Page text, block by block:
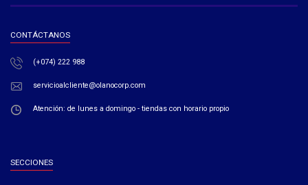
CONTÁCTANOS
(+074) 222 988
servicioalcliente@olanocorp.com
Atención: de lunes a domingo - tiendas con horario propio
SECCIONES